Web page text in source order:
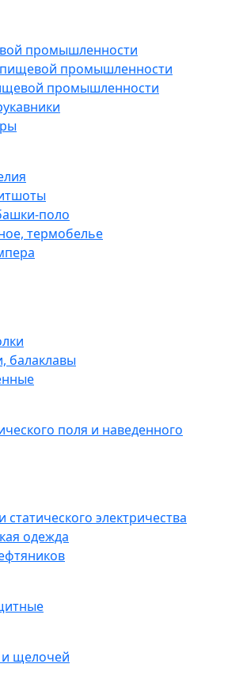
промышленности
промышленности
промышленности
поло
термобелье
балаклавы
поля и наведенного
электричества
одежда
и щелочей